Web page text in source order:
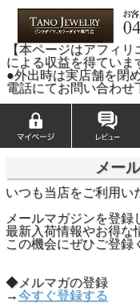
【本ページはアフィ
による収益を得ていま
●外出時は実店舗を閉
電話にてお問い合わせ
メー
いつも当店をご利用い
メールマガジンを登録
最新入荷情報やお得な
この機会にぜひご登録
◆メルマガの登録
→今すぐ登録する